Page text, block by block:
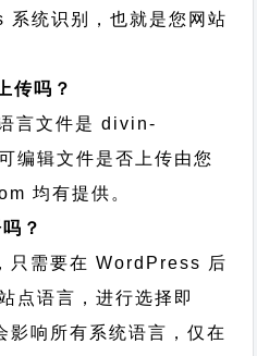
统识别，也就是您网站
传吗？
言文件是 divin-
编辑文件是否上传由您
均有提供。
？
只需要在 WordPress 后
点语言，进行选择即
影响所有系统语言，仅在